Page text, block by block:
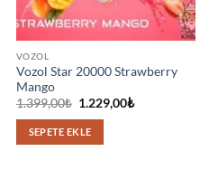
VOZOL
Vozol Star 20000 Strawberry
Mango
1.399,00₺ Orijinal
1.399,00₺.
1.229,00₺Şu
SEPETE EKLE